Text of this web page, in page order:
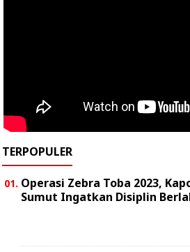
TERPOPULER
Operasi Zebra Toba 2023,
Sumut Ingatkan Disiplin